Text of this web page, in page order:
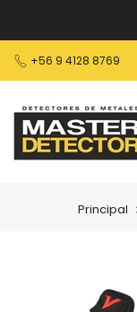
contenido
+56 9 4128 8769
Principal